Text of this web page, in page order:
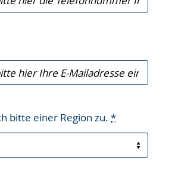
bitte einer Region zu. *